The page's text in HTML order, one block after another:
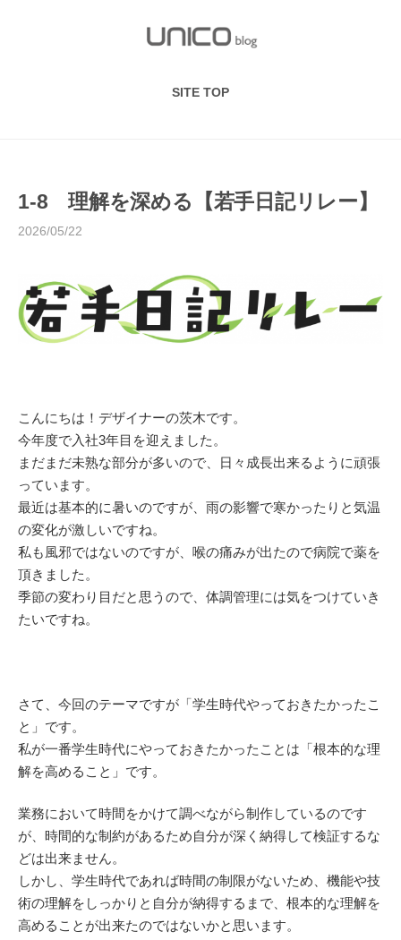
SITE TOP
1-8 理解を深める【若手日記リレー】
2026/05/22
こんにちは！デザイナーの茨木です。
今年度で入社3年目を迎えました。
まだまだ未熟な部分が多いので、日々成長出来るように頑張
っています。
最近は基本的に暑いのですが、雨の影響で寒かったりと気温
の変化が激しいですね。
私も風邪ではないのですが、喉の痛みが出たので病院で薬を
頂きました。
季節の変わり目だと思うので、体調管理には気をつけていき
たいですね。
さて、今回のテーマですが「学生時代やっておきたかったこ
と」です。
私が一番学生時代にやっておきたかったことは「根本的な理
解を高めること」です。
業務において時間をかけて調べながら制作しているのです
が、時間的な制約があるため自分が深く納得して検証するな
どは出来ません。
しかし、学生時代であれば時間の制限がないため、機能や技
術の理解をしっかりと自分が納得するまで、根本的な理解を
高めることが出来たのではないかと思います。